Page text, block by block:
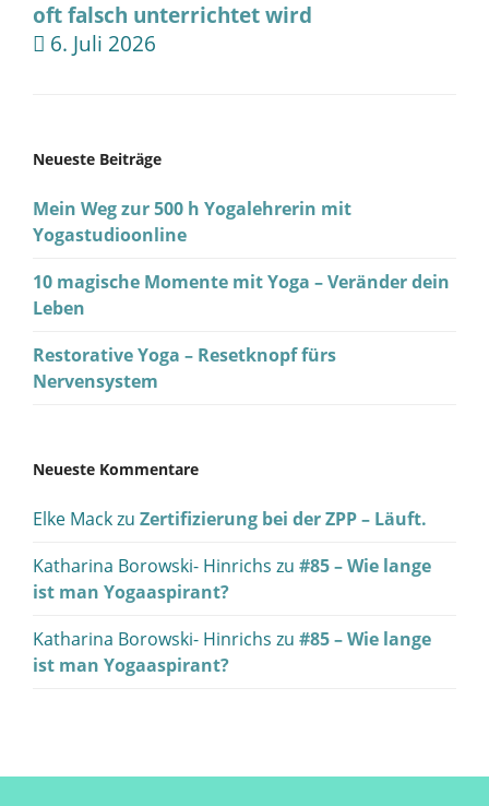
oft falsch unterrichtet wird
6. Juli 2026
Neueste Beiträge
Mein Weg zur 500 h Yogalehrerin mit
Yogastudioonline
10 magische Momente mit Yoga – Veränder dein
Leben
Restorative Yoga – Resetknopf fürs
Nervensystem
Neueste Kommentare
Elke Mackzu Zertifizierung bei der ZPP – Läuft.
Katharina Borowski- Hinrichs zu #85 – Wie lange
ist man Yogaaspirant?
Katharina Borowski- Hinrichs zu #85 – Wie lange
ist man Yogaaspirant?